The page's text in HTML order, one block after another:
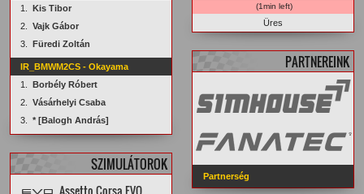
1. Kis Tibor
2. Vajk Gábor
3. Füredi Zoltán
IR_BMWM2CS - Okayama
1. Borbély Róbert
2. Vásárhelyi Csaba
3. * [Balogh András]
SZIMULÁTOROK
Assetto Corsa EVO
(1min left)
Üres
PARTNEREINK
Partnerség